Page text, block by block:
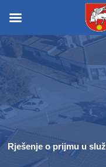
content
content
Rješenje o prijmu u